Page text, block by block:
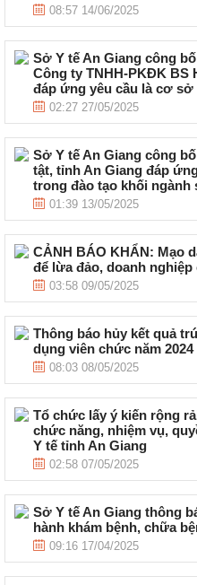
08:57 14/06/2025
Sở Y tế An Giang công
Công ty TNHH-PKĐK BS
đáp ứng yêu cầu là cơ
02:27 27/05/2025
Sở Y tế An Giang công
tật, tỉnh An Giang đáp
trong đào tạo khối ngành
01:39 13/05/2025
CẢNH BÁO KHẨN: Mạo
để lừa đảo, doanh nghiệp
03:58 09/05/2025
Thông báo hủy kết quả
dụng viên chức năm 2024
08:03 08/05/2025
Tổ chức lấy ý kiến rộng
chức năng, nhiệm vụ,
Y tế tỉnh An Giang
02:58 07/05/2025
Sở Y tế An Giang thông
hành khám bệnh, chữa
09:16 17/04/2025